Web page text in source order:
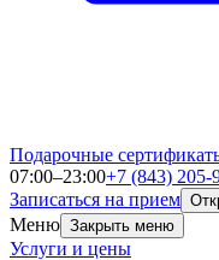
Подарочные
07:00–23:00+7 (843) 205-
Записаться на прием
Меню Закрыть меню
Услуги и цены